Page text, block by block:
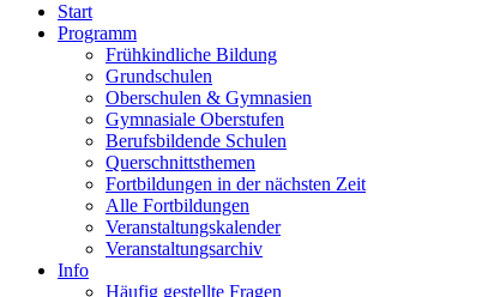
Start
Programm
Frühkindliche Bildung
Grundschulen
Oberschulen & Gymnasien
Gymnasiale Oberstufen
Berufsbildende Schulen
Querschnittsthemen
Fortbildungen in der nächsten Zeit
Alle Fortbildungen
Veranstaltungskalender
Veranstaltungsarchiv
Info
Häufig gestellte Fragen